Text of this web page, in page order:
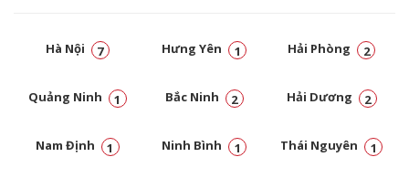
Hà Nội 7 Hưng Yên 1 Hải Phòng 2
Quảng Ninh 1 Bắc Ninh 2 Hải Dương 2
Nam Định 1 Ninh Bình 1 Thái Nguyên 1